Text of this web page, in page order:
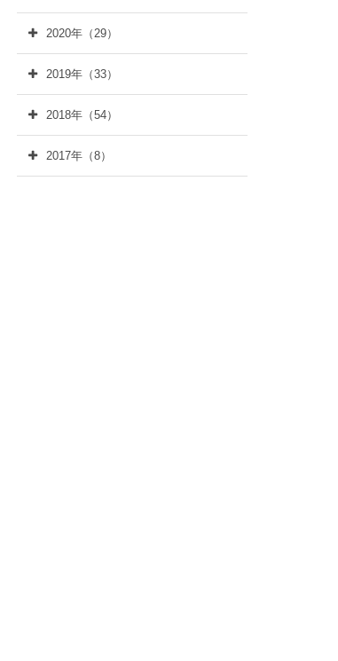
2020年（29）
2019年（33）
2018年（54）
2017年（8）